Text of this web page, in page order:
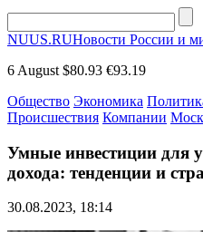
NUUS.RUНовости России и
6 August $80.93 €93.19
Общество Экономика
Происшествия Компании
Умные инвестиции для
дохода: тенденции и
30.08.2023, 18:14